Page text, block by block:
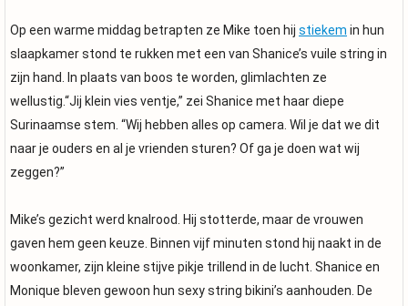
Op een warme middag betrapten ze Mike toen hij stiekem in hun
slaapkamer stond te rukken met een van Shanice’s vuile string in
zijn hand. In plaats van boos te worden, glimlachten ze
wellustig.“Jij klein vies ventje,” zei Shanice met haar diepe
Surinaamse stem. “Wij hebben alles op camera. Wil je dat we dit
naar je ouders en al je vrienden sturen? Of ga je doen wat wij
zeggen?”
Mike’s gezicht werd knalrood. Hij stotterde, maar de vrouwen
gaven hem geen keuze. Binnen vijf minuten stond hij naakt in de
woonkamer, zijn kleine stijve pikje trillend in de lucht. Shanice en
Monique bleven gewoon hun sexy string bikini’s aanhouden. De